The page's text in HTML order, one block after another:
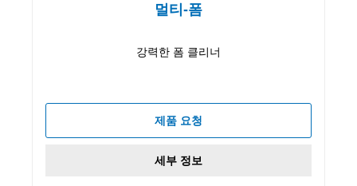
멀티-폼
강력한 폼 클리너
제품 요청
세부 정보